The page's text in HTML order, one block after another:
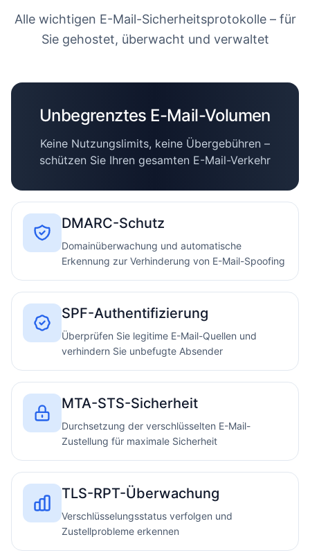
Alle wichtigen E-Mail-Sicherheitsprotokolle – für
Sie gehostet, überwacht und verwaltet
Unbegrenztes E-Mail-Volumen
Keine Nutzungslimits, keine Übergebühren –
schützen Sie Ihren gesamten E-Mail-Verkehr
DMARC-Schutz
Domainüberwachung und automatische
Erkennung zur Verhinderung von E-Mail-Spoofing
SPF-Authentifizierung
Überprüfen Sie legitime E-Mail-Quellen und
verhindern Sie unbefugte Absender
MTA-STS-Sicherheit
Durchsetzung der verschlüsselten E-Mail-
Zustellung für maximale Sicherheit
TLS-RPT-Überwachung
Verschlüsselungsstatus verfolgen und
Zustellprobleme erkennen